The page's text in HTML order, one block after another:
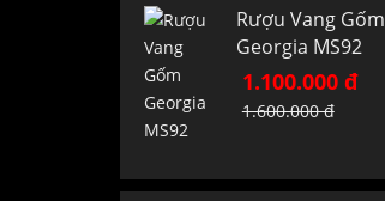
Rượu Vang Gốm
Georgia MS92
1.100.000 đ
1.600.000 đ